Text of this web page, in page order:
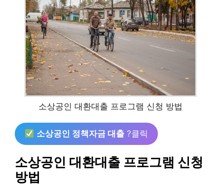
소상공인 대환대출 프로그램 신청 방법
소상공인 정책자금 대출 ?클릭
소상공인 대환대출 프로그램 신청
방법